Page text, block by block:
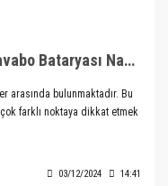
Banyo Dekorasyonuna Uygun Lavabo Bataryası Nasıl Seçilir?
arasında bulunmaktadır. Bu
farklı noktaya dikkat etmek
03/12/2024 14:41